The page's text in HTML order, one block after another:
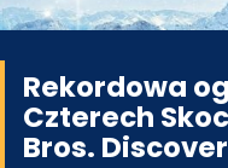
Rekordowa
Czterech
Bros.